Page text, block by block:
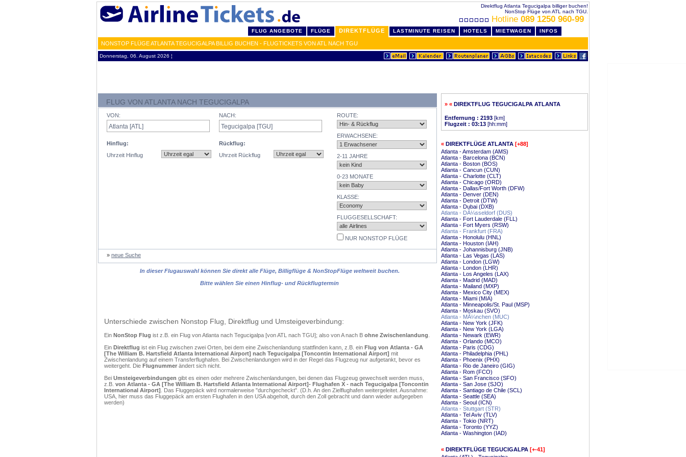
Direktflug Atlanta Tegucigalpa billiger buchen!
NonStop Flüge von ATL nach TGU.
Hotline 089 1250 960-99
FLUG ANGEBOTE FLÜGE DIREKTFLÜGE LASTMINUTE REISEN HOTELS MIETWAGEN INFOS
NONSTOP FLÜGE ATLANTA TEGUCIGALPA BILLIG BUCHEN - FLUGTICKETS VON ATL NACH TGU
Donnerstag, 06. August 2026 ¦
FLUG VON ATLANTA NACH TEGUCIGALPA
VON:
Hinflug:
Uhrzeit Hinflug
NACH:
Rückflug:
Uhrzeit Rückflug
ROUTE:
ERWACHSENE:
2-11 JAHRE
0-23 MONATE
KLASSE:
FLUGGESELLSCHAFT:
NUR NONSTOP FLÜGE
» neue Suche
In dieser Flugauswahl können Sie direkt alle Flüge, Billigflüge & NonStopFlüge weltweit buchen.
Bitte wählen Sie einen Hinflug- und Rückflugtermin
Unterschiede zwischen Nonstop Flug, Direktflug und Umsteigeverbindung:
Ein NonStop Flug ist z.B. ein Flug von Atlanta nach Tegucigalpa [von ATL nach TGU]; also von A nach B ohne Zwischenlandung
Ein Direktflug ist ein Flug zwischen zwei Orten, bei dem eine Zwischenlandung stattfinden kann, z.B. ein Flug von Atlanta - GA
[The William B. Hartsfield Atlanta International Airport] nach Tegucigalpa [Toncontin International Airport] mit
Zwischenlandung auf einem Transferflughafen. Bei Zwischenlandungen wird in der Regel das Flugzeug nur aufgetankt, bevor es
weitergeht. Die Flugnummer ändert sich nicht.
Bei Umsteigeverbindungen gibt es einen oder mehrere Zwischenlandungen, bei denen das Flugzeug gewechselt werden muss,
z.B. von Atlanta - GA [The William B. Hartsfield Atlanta International Airport]- Flughafen X - nach Tegucigalpa [Toncontin
International Airport] . Das Fluggepäck wird normalerweise "durchgecheckt". (D.h. An den Zielflughafen weitergeleitet. Ausnahme:
USA, hier muss das Fluggepäck am ersten Flughafen in den USA abgeholt, durch den Zoll gebracht und dann wieder aufgegeben
werden)
» « DIREKTFLUG TEGUCIGALPA ATLANTA
Entfernung : 2193 [km]
Flugzeit : 03:13 [hh:mm]
« DIREKTFLÜGE ATLANTA [+88]
Atlanta - Amsterdam (AMS)
Atlanta - Barcelona (BCN)
Atlanta - Boston (BOS)
Atlanta - Cancun (CUN)
Atlanta - Charlotte (CLT)
Atlanta - Chicago (ORD)
Atlanta - Dallas/Fort Worth (DFW)
Atlanta - Denver (DEN)
Atlanta - Detroit (DTW)
Atlanta - Dubai (DXB)
Atlanta - DÃ¼sseldorf (DUS)
Atlanta - Fort Lauderdale (FLL)
Atlanta - Fort Myers (RSW)
Atlanta - Frankfurt (FRA)
Atlanta - Honolulu (HNL)
Atlanta - Houston (IAH)
Atlanta - Johannisburg (JNB)
Atlanta - Las Vegas (LAS)
Atlanta - London (LGW)
Atlanta - London (LHR)
Atlanta - Los Angeles (LAX)
Atlanta - Madrid (MAD)
Atlanta - Mailand (MXP)
Atlanta - Mexico City (MEX)
Atlanta - Miami (MIA)
Atlanta - Minneapolis/St. Paul (MSP)
Atlanta - Moskau (SVO)
Atlanta - MÃ¼nchen (MUC)
Atlanta - New York (JFK)
Atlanta - New York (LGA)
Atlanta - Newark (EWR)
Atlanta - Orlando (MCO)
Atlanta - Paris (CDG)
Atlanta - Philadelphia (PHL)
Atlanta - Phoenix (PHX)
Atlanta - Rio de Janeiro (GIG)
Atlanta - Rom (FCO)
Atlanta - San Francisco (SFO)
Atlanta - San Jose (SJO)
Atlanta - Santiago de Chile (SCL)
Atlanta - Seattle (SEA)
Atlanta - Seoul (ICN)
Atlanta - Stuttgart (STR)
Atlanta - Tel Aviv (TLV)
Atlanta - Tokio (NRT)
Atlanta - Toronto (YYZ)
Atlanta - Washington (IAD)
« DIREKTFLÜGE TEGUCIGALPA [+-41]